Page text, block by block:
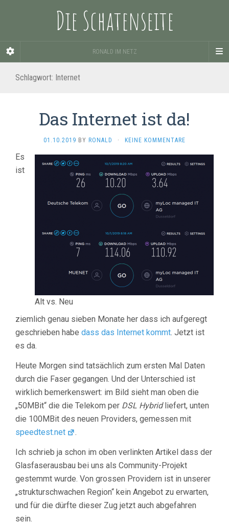
Die Schatenseite
RONALD IM NETZ
Schlagwort: Internet
Das Internet ist da!
01.10.2019 BY RONALD · KEINE KOMMENTARE
Alt vs. Neu
Es
ist
ziemlich genau sieben Monate her dass ich aufgeregt
geschrieben habe dass das Internet kommt. Jetzt ist
es da.
Heute Morgen sind tatsächlich zum ersten Mal Daten
durch die Faser gegangen. Und der Unterschied ist
wirklich bemerkenswert: im Bild sieht man oben die
„50MBit“ die die Telekom per DSL Hybridliefert, unten
die 100MBit des neuen Providers, gemessen mit
speedtest.net
.
Ich schrieb ja schon im oben verlinkten Artikel dass der
Glasfaserausbau bei uns als Community-Projekt
gestemmt wurde. Von grossen Providern ist in unserer
„strukturschwachen Region“ kein Angebot zu erwarten,
und für die dürfte dieser Zug jetzt auch abgefahren
sein.